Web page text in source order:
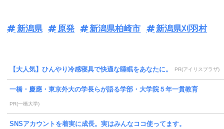
新潟県 原発 新潟県柏崎市 新潟県刈羽村
【大人気】ひんやり冷感寝具で快適な睡眠をあなたに。 PR(アイリスプラザ)
一橋・慶應・東京外大の学長らが語る学部・大学院５年一貫教育
PR(一橋大学)
SNSアカウントを着実に成長。実はみんなココ使ってます。